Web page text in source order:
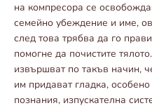
на компресора се
семейно убеждение и име,
след това трябва да го
помогне да почистите
извършват по такъв начин,
им придават гладка,
познания, изпускателна